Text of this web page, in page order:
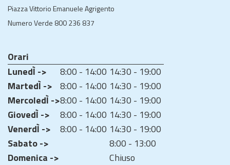
Piazza Vittorio Emanuele Agrigento
Numero Verde 800 236 837
Orari
LunedÌ ->
8:00 - 14:00 14:30 - 19:00
MartedÌ -> 8:00 - 14:00 14:30 - 19:00
MercoledÌ ->8:00 - 14:00 14:30 - 19:00
GiovedÌ ->
8:00 - 14:00 14:30 - 19:00
VenerdÌ ->
8:00 - 14:00 14:30 - 19:00
Sabato ->
8:00 - 13:00
Domenica ->
Chiuso